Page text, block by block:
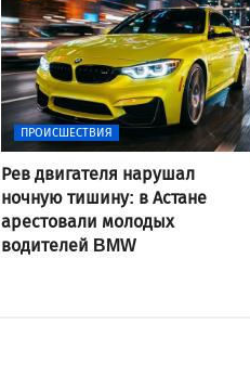
ПРОИСШЕСТВИЯ
Рев двигателя нарушал
ночную тишину: в Астане
арестовали молодых
водителей BMW